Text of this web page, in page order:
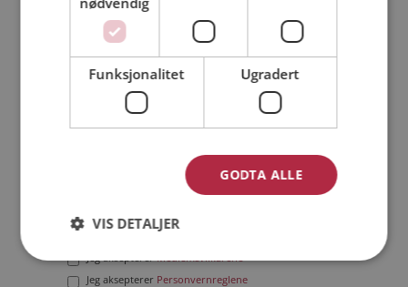
Jeg er en: Mann Kvinne
Min alder:
Jeg akseptererMedlemsvilkårene
Jeg aksepterer Personvernreglene
Funksjonalitet Ugradert
GODTA ALLE
VIS DETALJER